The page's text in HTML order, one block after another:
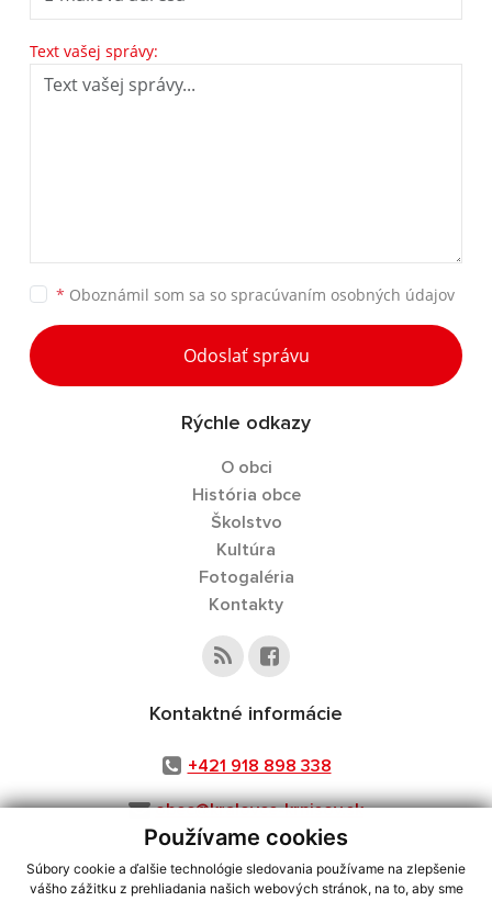
Používame cookies
Súbory cookie a ďalšie technológie sledovania používame na zlepšenie
vášho zážitku z prehliadania našich webových stránok, na to, aby sme
Text vašej správy:
* Oboznámil som sa so spracúvaním osobných údajov
Odoslať správu
Rýchle odkazy
O obci
História obce
Školstvo
Kultúra
Fotogaléria
Kontakty
Kontaktné informácie
+421 918 898 338
obec@kralovce-krnisov.sk